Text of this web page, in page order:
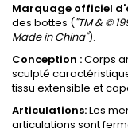
Marquage officiel
des bottes ("TM & ©
Made in China").
Conception :Corps
sculpté
tissu extensible et
Articulations:Les
articulations sont